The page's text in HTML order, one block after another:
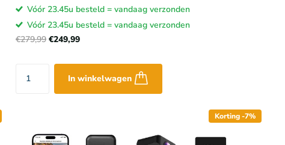
Vóór 23.45u besteld = vandaag verzonden
Vóór 23.45u besteld = vandaag verzonden
€279,99 €249,99
In winkelwagen
Korting -7%